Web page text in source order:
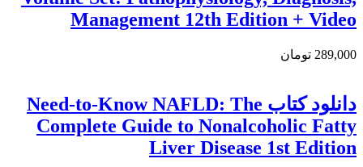
Management 12th Edition + Video
289,000 تومان
دانلود کتاب Need-to-Know NAFLD: The
Complete Guide to Nonalcoholic Fatty
Liver Disease 1st Edition